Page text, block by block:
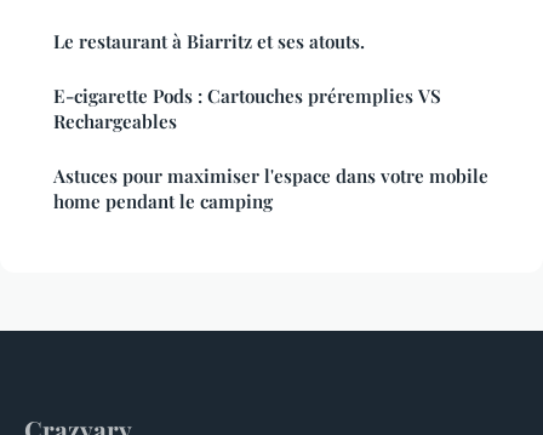
Le restaurant à Biarritz et ses atouts.
E-cigarette Pods : Cartouches préremplies VS
Rechargeables
Astuces pour maximiser l'espace dans votre mobile
home pendant le camping